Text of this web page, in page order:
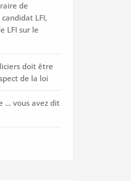
de
LFI,
LFI sur le
doit être
de la loi
… vous avez dit